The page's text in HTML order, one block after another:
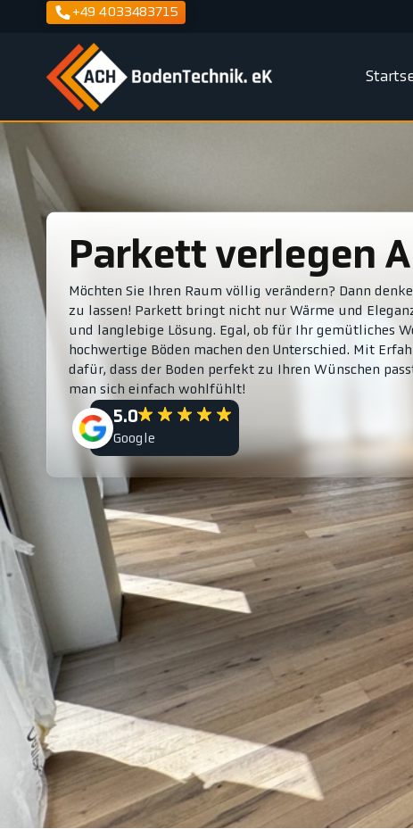
+49 4033483715
Parkett verlegen
Möchten Sie Ihren Raum völlig verändern? Dann
zu lassen! Parkett bringt nicht nur Wärme und
und langlebige Lösung. Egal, ob für Ihr gemütliches
hochwertige Böden machen den Unterschied. Mit
dafür, dass der Boden perfekt zu Ihren Wünschen
man sich einfach wohlfühlt!
5.0
Google